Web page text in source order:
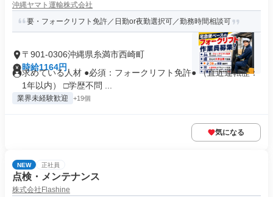
沖縄ヤマト運輸株式会社
要・フォークリフト免許／日勤or夜勤選択可／勤務時間相談可
〒901-0306沖縄県糸満市西崎町
時給1164円
求めている人材 ●必須：フォークリフト免許● （直近運転歴：
1年以内） □学歴不問 ...
業界未経験歓迎 +19個
気になる
NEW 正社員
点検・メンテナンス
株式会社Flashine